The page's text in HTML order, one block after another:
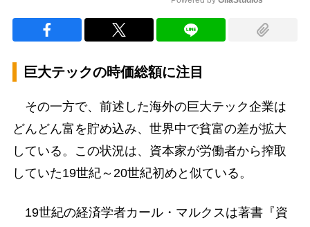
巨大テックの時価総額に注目
その一方で、前述した海外の巨大テック企業は
どんどん富を貯め込み、世界中で貧富の差が拡大
している。この状況は、資本家が労働者から搾取
していた19世紀～20世紀初めと似ている。
19世紀の経済学者カール・マルクスは著書『資